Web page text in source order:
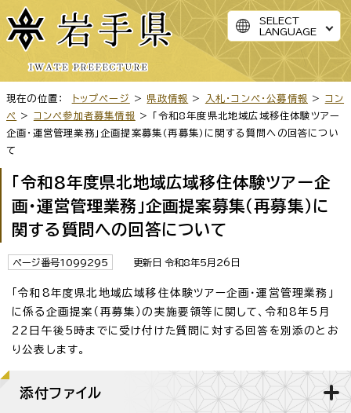
SELECT
LANGUAGE
現在の位置： トップページ > 県政情報 > 入札・コンペ・公募情報 > コン
ペ
> コンペ参加者募集情報 > 「令和8年度県北地域広域移住体験ツアー
企画・運営管理業務」企画提案募集（再募集）に関する質問への回答につい
て
「令和8年度県北地域広域移住体験ツアー企
画・運営管理業務」企画提案募集（再募集）に
関する質問への回答について
ページ番号1099295 更新日 令和8年5月26日
「令和8年度県北地域広域移住体験ツアー企画・運営管理業務」
に係る企画提案（再募集）の実施要領等に関して、令和8年5月
22日午後5時までに受け付けた質問に対する回答を別添のとお
り公表します。
添付ファイル